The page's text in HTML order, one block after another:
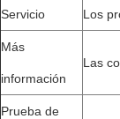
Servicio Los
Más
información
Las
Prueba de